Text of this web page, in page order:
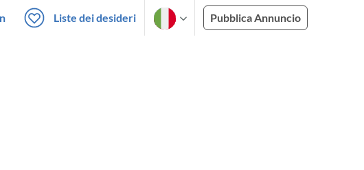
Liste dei desideri Pubblica Annuncio